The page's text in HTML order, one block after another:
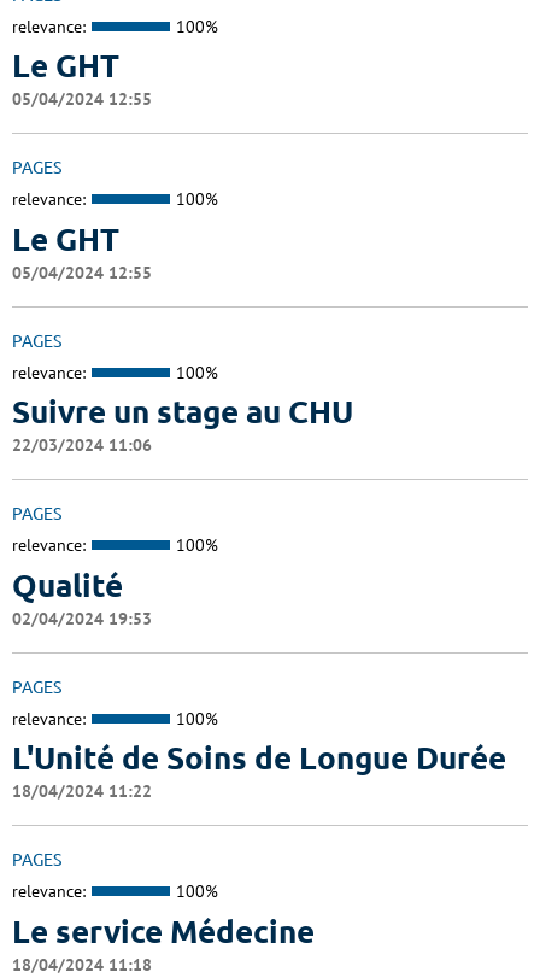
relevance: 100%
Le GHT
05/04/2024 12:55
PAGES
relevance: 100%
Le GHT
05/04/2024 12:55
PAGES
relevance: 100%
Suivre un stage au CHU
22/03/2024 11:06
PAGES
relevance: 100%
Qualité
02/04/2024 19:53
PAGES
relevance: 100%
L'Unité de Soins de Longue Durée
18/04/2024 11:22
PAGES
relevance: 100%
Le service Médecine
18/04/2024 11:18